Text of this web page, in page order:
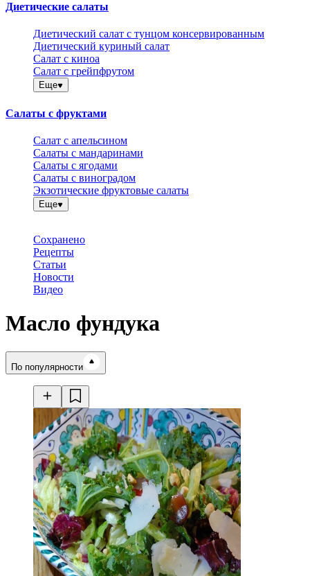
Диетические салаты
Диетический салат с тунцом консервированным
Диетический куриный салат
Салат с киноа
Салат с грейпфрутом
Еще
Салаты с фруктами
Салат с апельсином
Салаты с мандаринами
Салаты с ягодами
Салаты с виноградом
Экзотические фруктовые салаты
Еще
Сохранено
Рецепты
Статьи
Новости
Видео
Масло фундука
Время готовки
По популярности